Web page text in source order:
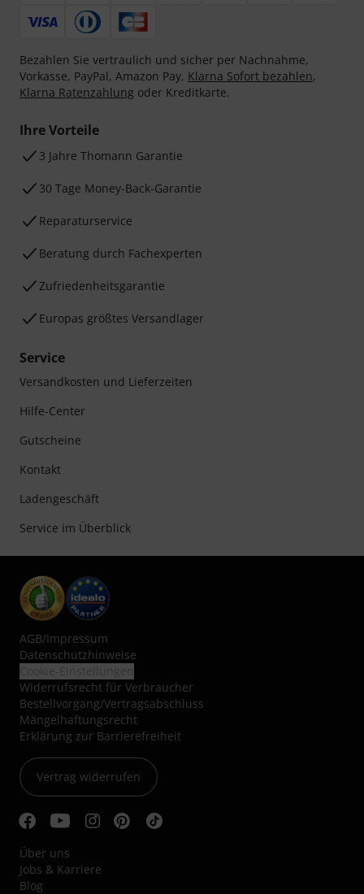
Bezahlen Sie vertraulich und sicher per Nachnahme,
Vorkasse, PayPal, Amazon Pay, Klarna Sofort bezahlen,
Klarna Ratenzahlung oder Kreditkarte.
Ihre Vorteile
3 Jahre Thomann Garantie
30 Tage Money-Back-Garantie
Reparaturservice
Beratung durch Fachexperten
Zufriedenheitsgarantie
Europas größtes Versandlager
Service
Versandkosten und Lieferzeiten
Hilfe-Center
Gutscheine
Kontakt
Ladengeschäft
Service im Überblick
AGB/Impressum
Datenschutzhinweise
Widerrufsrecht für Verbraucher
Bestellvorgang/Vertragsabschluss
Mängelhaftungsrecht
Erklärung zur Barrierefreiheit
Vertrag widerrufen
Über uns
Jobs & Karriere
Blog